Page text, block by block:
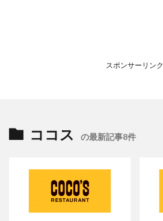
スポンサーリンク
ココス の最新記事8件